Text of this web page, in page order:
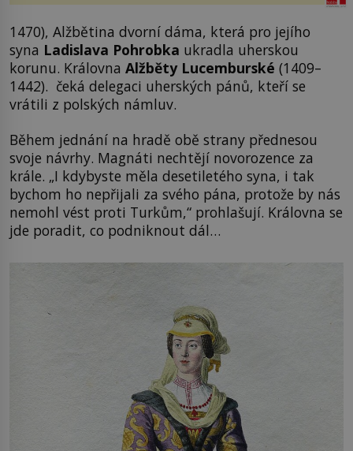
1470), Alžbětina dvorní dáma, která pro jejího
syna Ladislava Pohrobka ukradla uherskou
korunu. Královna Alžběty Lucemburské (1409–
1442). čeká delegaci uherských pánů, kteří se
vrátili z polských námluv.
Během jednání na hradě obě strany přednesou
svoje návrhy. Magnáti nechtějí novorozence za
krále. „I kdybyste měla desetiletého syna, i tak
bychom ho nepřijali za svého pána, protože by nás
nemohl vést proti Turkům,“ prohlašují. Královna se
jde poradit, co podniknout dál…